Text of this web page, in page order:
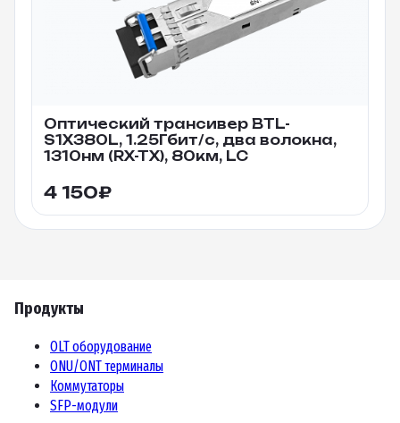
Оптический трансивер BTL-
S1X380L, 1.25Гбит/c, два волокна,
1310нм (RX-TX), 80км, LC
4 150₽
Продукты
OLT оборудование
ONU/ONT терминалы
Коммутаторы
SFP-модули